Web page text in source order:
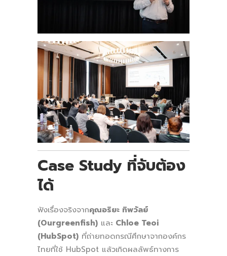
Case Study ที่จับต้อง
ได้
ฟังเรื่องจริงจากคุณอริยะ ทิพวัลย์
(Ourgreenfish) และ Chloe Teoi
(HubSpot) ที่ถ่ายทอดกรณีศึกษาจากองค์กร
ไทยที่ใช้ HubSpot แล้วเกิดผลลัพธ์ทางการ